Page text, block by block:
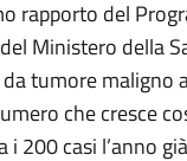
rapporto del
Ministero della
tumore maligno
che cresce
200 casi l’anno